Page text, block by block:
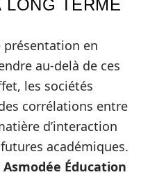
LONG TERME
présentation en
au-delà de ces
les sociétés
corrélations entre
d’interaction
académiques.
Asmodée Éducation